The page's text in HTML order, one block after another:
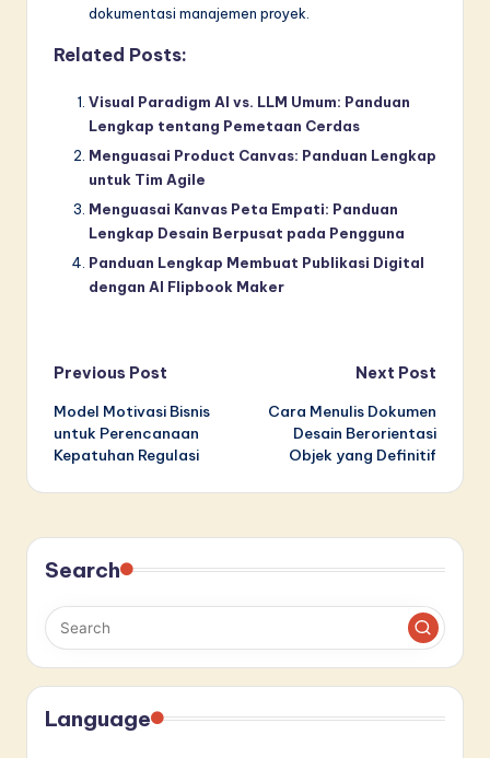
dokumentasi manajemen proyek.
Related Posts:
Visual Paradigm AI vs. LLM Umum: Panduan
Lengkap tentang Pemetaan Cerdas
Menguasai Product Canvas: Panduan Lengkap
untuk Tim Agile
Menguasai Kanvas Peta Empati: Panduan
Lengkap Desain Berpusat pada Pengguna
Panduan Lengkap Membuat Publikasi Digital
dengan AI Flipbook Maker
Post
navigation
Previous Post
Model Motivasi Bisnis
untuk Perencanaan
Kepatuhan Regulasi
Next Post
Cara Menulis Dokumen
Desain Berorientasi
Objek yang Definitif
Search
Language